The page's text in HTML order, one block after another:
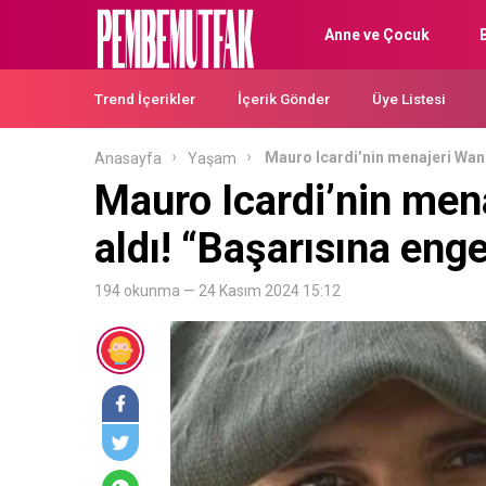
Anne ve Çocuk
Trend İçerikler İçerik Gönder Üye Listesi
Anasayfa Yaşam Mauro Icardi’nin menajeri
Mauro Icardi’nin
aldı! “Başarısına
194 okunma — 24 Kasım 2024 15:12